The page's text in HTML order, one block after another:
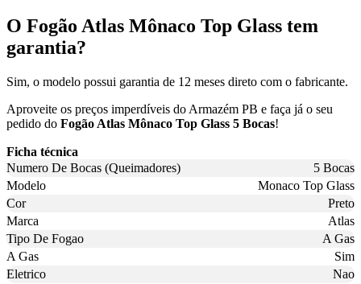
O Fogão Atlas Mônaco Top Glass tem
garantia?
Sim, o modelo possui garantia de 12 meses direto com o fabricante.
Aproveite os preços imperdíveis do Armazém PB e faça já o seu
pedido do Fogão Atlas Mônaco Top Glass 5 Bocas!
Ficha técnica
Numero De Bocas (Queimadores)
5 Bocas
Modelo
Monaco Top Glass
Cor
Preto
Marca
Atlas
Tipo De Fogao
A Gas
A Gas
Sim
Eletrico
Nao